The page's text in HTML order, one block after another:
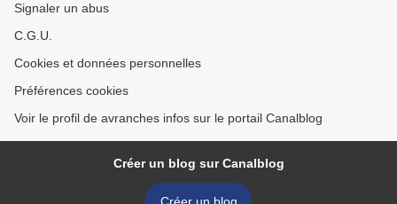
Signaler un abus
C.G.U.
Cookies et données personnelles
Préférences cookies
Voir le profil de avranches infos sur le portail Canalblog
Créer un blog sur Canalblog